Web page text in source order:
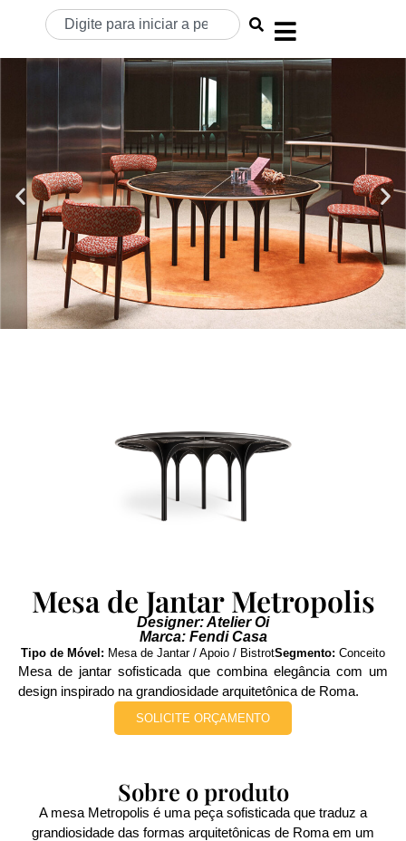
Mesa de Jantar Metropolis
Designer: Atelier Oi
Marca: Fendi Casa
Tipo de Móvel: Mesa de Jantar / Apoio / BistrotSegmento: Conceito
Mesa de jantar sofisticada que combina elegância com um
design inspirado na grandiosidade arquitetônica de Roma.
SOLICITE ORÇAMENTO
Sobre o produto
A mesa Metropolis é uma peça sofisticada que traduz a
grandiosidade das formas arquitetônicas de Roma em um